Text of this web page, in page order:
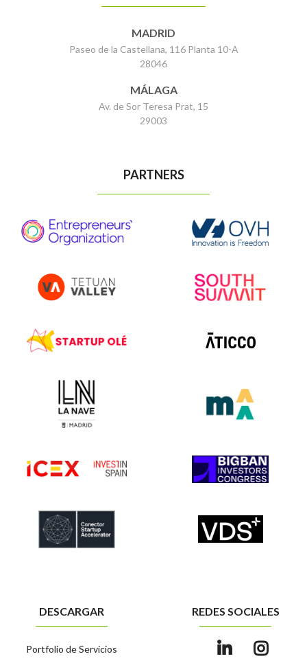
MADRID
Paseo de la Castellana, 116 Planta 10-A
28046
MÁLAGA
Av. de Sor Teresa Prat, 15
29003
PARTNERS
DESCARGAR
Portfolio de Servicios
REDES SOCIALES